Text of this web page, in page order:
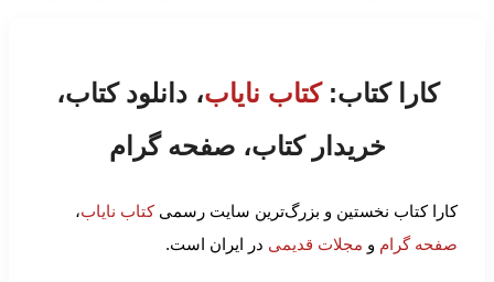
کارا کتاب:کتاب نایاب، دانلود کتاب،
خریدار کتاب، صفحه گرام
کارا کتاب نخستین و بزرگ‌ترین سایت رسمیکتاب نایاب،
صفحه گرام و مجلات قدیمی در ایران است.